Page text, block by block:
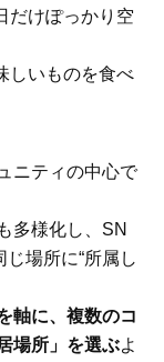
だけぽっかり空
しいものを食べ
ニティの中心で
多様化し、SN
場所に“所属し
軸に、複数のコ
場所」を選ぶよ